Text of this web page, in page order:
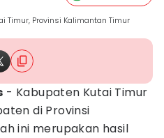
Timur, Provinsi Kalimantan Timur
- Kabupaten Kutai Timur
di Provinsi
ini merupakan hasil